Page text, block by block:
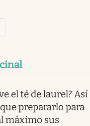
el té de laurel? Así
prepararlo para
máximo sus